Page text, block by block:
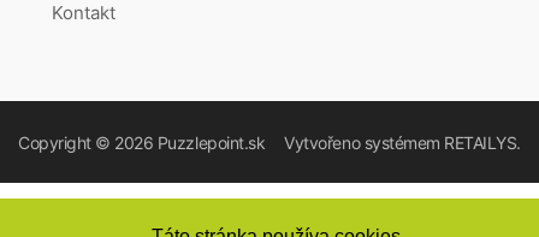
Kontakt
Copyright © 2026 Puzzlepoint.sk Vytvořeno systémem RETAILYS.